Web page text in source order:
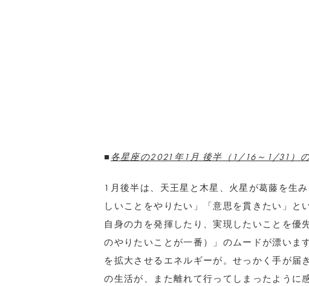
■各星座の2021年1月 後半（1/16～1/31）
1月後半は、天王星と木星、火星が葛藤を生
しいことをやりたい」「意思を貫きたい」と
自身の力を発揮したり、実現したいことを優
のやりたいことが一番）」のムードが漂いま
を拡大させるエネルギーが。せっかく手が届
の生活が、また離れて行ってしまったように